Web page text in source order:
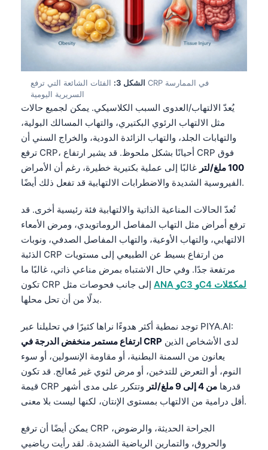
الشكل 3:
الفئات الشائعة التي ترفع CRP في الممارسة
السريرية اليومية
يُعدّ الالتهاب/العدوى السبب الكلاسيكي. يمكن لجميع حالات
مثل الالتهاب الرئوي البكتيري، والتهاب المسالك البولية،
والتهابات الجلد، والتهاب الزائدة الدودية، والخراج السني أن
ترفع CRP، أحيانًا بشكل ملحوظ. قد يشير ارتفاع CRP فوق
100 ملغ/لتر
غالبًا إلى عملية بكتيرية خطيرة، رغم أن الأمراض
الفيروسية الشديدة والاضطرابات الالتهابية قد تفعل ذلك أيضًا.
تُعدّ الحالات المناعية الذاتية والالتهابية فئة رئيسية أخرى. قد
ترفع أمراض مثل التهاب المفاصل الروماتويدي، ومرض الأمعاء
الالتهابي، والتهاب الأوعية، والتهاب المفاصل الصدفي، ونوبات
الذئبة CRP من ارتفاع بسيط عن الطبيعي إلى مستويات
مرتفعة جدًا. وفي حال الاشتباه بمرض مناعي ذاتي، غالبًا ما
ANA وC3 وC4 لمكمّلات
بدلًا من أن تحل محلها.
توجد نمطية أكثر هدوءًا نراها كثيرًا في تحليلنا عبر PIYA.AI:
ارتفاع مستمر منخفض الدرجة في CRP
يعانون من السمنة البطنية، أو مقاومة الإنسولين، أو سوء
النوم، أو التعرض للتدخين، أو مرض لثوي غير مُعالج. قد تكون
قيمة CRP قدرها من 4 إلى 9 ملغ/لتر
وتتكرر على مدى أشهر
أقل درامية من الالتهاب بمستوى الإنتان، لكنها ليست بلا معنى.
يمكن أيضًا أن ترفع CRP الجراحة الحديثة، والرضوض،
والحروق، والتمارين الرياضية الشديدة. لقد رأيت رياضيي